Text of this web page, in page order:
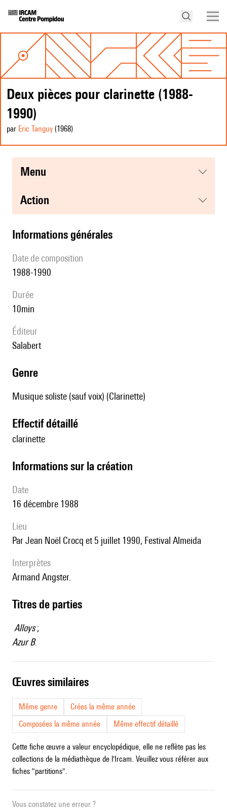
Deux pièces pour clarinette (1988-
1990)
par Eric Tanguy (1968)
menu
action
informations générales
date de composition
1988-1990
durée
10min
éditeur
Salabert
genre
Musique soliste (sauf voix) (Clarinette)
effectif détaillé
clarinette
informations sur la création
date
16 décembre 1988
lieu
par Jean Noël Crocq et 5 juillet 1990, Festival Almeida
interprètes
Armand Angster.
Titres de parties
Alloys;
Azur B.
œuvres similaires
Même genre
Crées la même année
Composées la même année
Même effectif détaillé
Cette fiche œuvre a valeur encyclopédique, elle ne reflète pas les
collections de la médiathèque de l'Ircam. Veuillez vous référer aux
fiches "partitions".
Vous constatez une erreur ?